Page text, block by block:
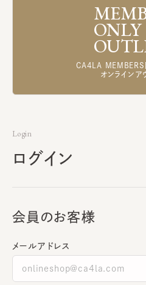
ONLY
CA4LA MEMBERS
オンラインア
Login
ログイン
会員のお客様
メールアドレス